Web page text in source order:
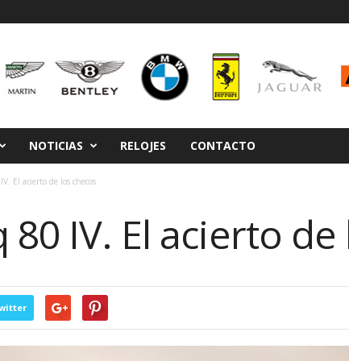
NOTICIAS RELOJES CONTACTO
El acierto de los checos
80 IV. El acierto